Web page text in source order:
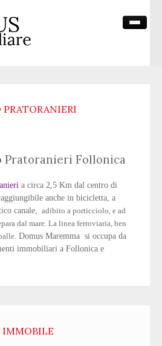
VENDITE
PRATORANIERI
Pratoranieri Follonica
a circa 2,5 Km dal centro di
anche in bicicletta, a
canale, adibito a porticciolo, e ad
dal mare. La linea ferroviaria, ben
Domus Maremma si occupa da
immobiliari a Follonica e
IMMOBILE